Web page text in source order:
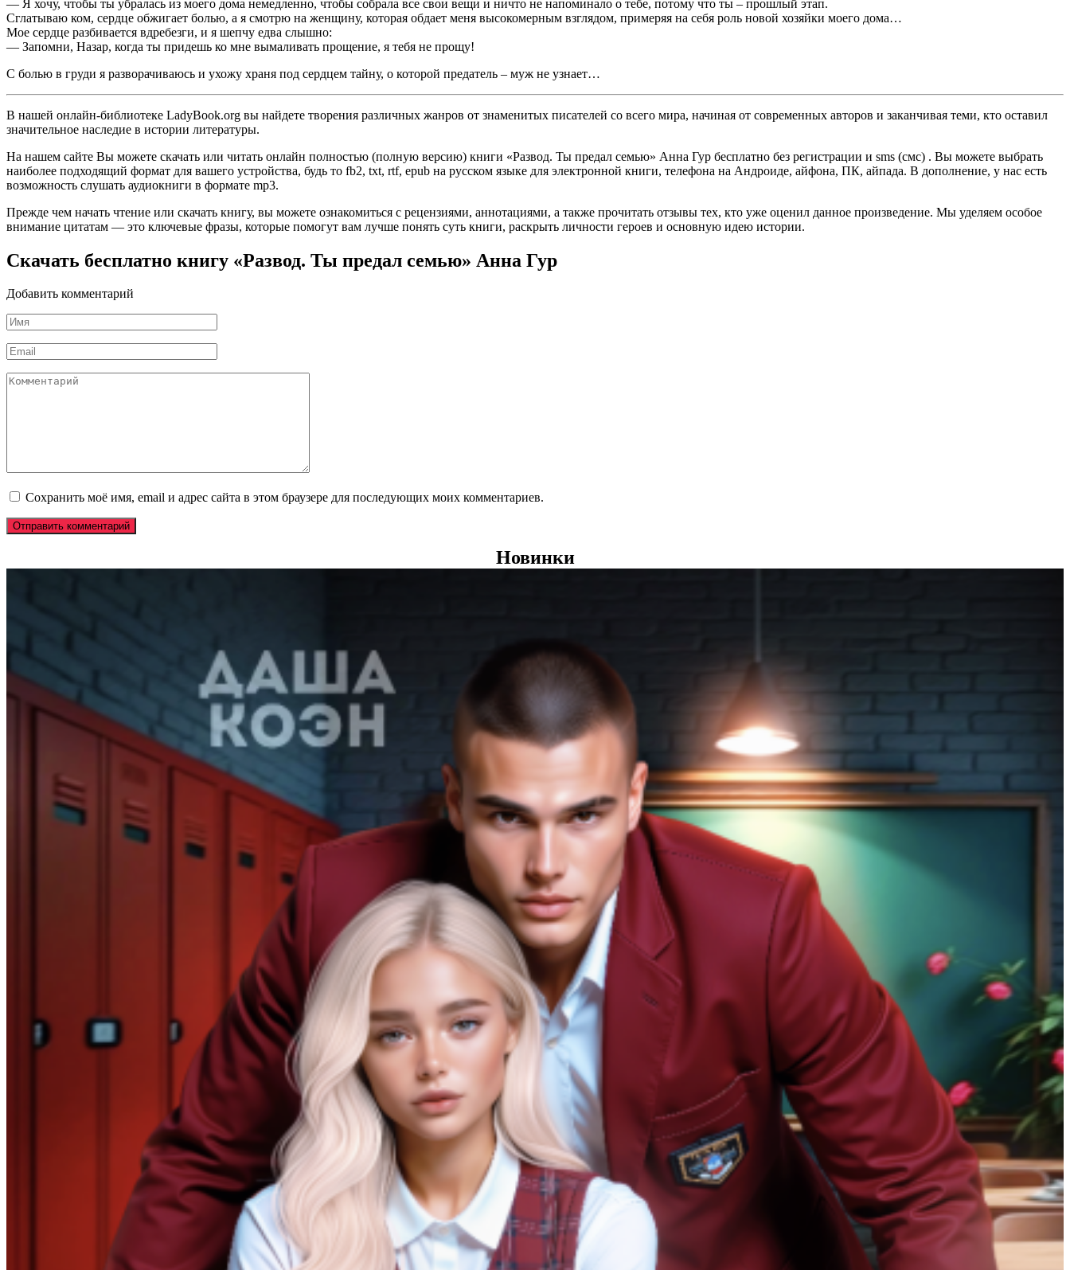
— Я хочу, чтобы ты убралась из моего дома немедленно, чтобы собрала все свои вещи и ничто не напоминало о тебе, потому что ты – прошлый этап.
Сглатываю ком, сердце обжигает болью, а я смотрю на женщину, которая обдает меня высокомерным взглядом, примеряя на себя роль новой хозяйки моего дома…
Мое сердце разбивается вдребезги, и я шепчу едва слышно:
— Запомни, Назар, когда ты придешь ко мне вымаливать прощение, я тебя не прощу!
С болью в груди я разворачиваюсь и ухожу храня под сердцем тайну, о которой предатель – муж не узнает…
В нашей онлайн-библиотеке LadyBook.org вы найдете творения различных жанров от знаменитых писателей со всего мира, начиная от современных авторов и заканчивая теми, кто оставил
значительное наследие в истории литературы.
На нашем сайте Вы можете скачать или читать онлайн полностью (полную версию) книги «Развод. Ты предал семью» Анна Гур бесплатно без регистрации и sms (смс) . Вы можете выбрать
наиболее подходящий формат для вашего устройства, будь то fb2, txt, rtf, epub на русском языке для электронной книги, телефона на Андроиде, айфона, ПК, айпада. В дополнение, у нас есть
возможность слушать аудиокниги в формате mp3.
Прежде чем начать чтение или скачать книгу, вы можете ознакомиться с рецензиями, аннотациями, а также прочитать отзывы тех, кто уже оценил данное произведение. Мы уделяем особое
внимание цитатам — это ключевые фразы, которые помогут вам лучше понять суть книги, раскрыть личности героев и основную идею истории.
Скачать бесплатно книгу «Развод. Ты предал семью» Анна Гур
Добавить комментарий
Имя
*
Email
*
Комментарий
Сохранить моё имя, email и адрес сайта в этом браузере для последующих моих комментариев.
Новинки